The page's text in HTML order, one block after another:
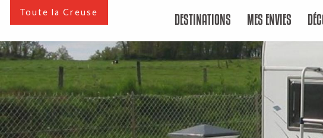
principal
Toute la Creuse DESTINATIONS MES ENVIES